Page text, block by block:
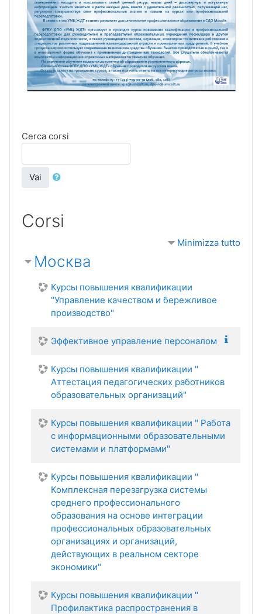
Cerca corsi
Vai
Corsi
Minimizza tutto
Москва
Курсы повышения квалификации
"Управление качеством и бережливое
производство"
Эффективное управление персоналом
Курсы повышения квалификации "
Аттестация педагогических работников
образовательных организаций"
Курсы повышения квалификации " Работа
с информационными образовательными
системами и платформами"
Курсы повышения квалификации "
Комплексная перезагрузка системы
среднего профессионального
образования на основе интеграции
профессиональных образовательных
организациях и организаций,
действующих в реальном секторе
экономики"
Курсы повышения квалификации "
Профилактика распространения в